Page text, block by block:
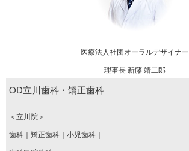
医療法人社団オーラルデザイナー
理事長 新藤 靖二郎
OD立川歯科・矯正歯科
＜立川院＞
歯科｜矯正歯科｜小児歯科｜